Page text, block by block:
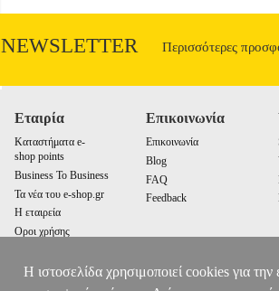
NEWSLETTER Περισσότερες
Εταιρία
Καταστήματα e-
shop points
Business To Business
Τα νέα του e-shop.gr
Η εταιρεία
Οροι χρήσης
Επικοινωνία
Επικοινωνία
Blog
FAQ
Feedback
Η ιστοσελίδα χρησιμοποιεί cookies για